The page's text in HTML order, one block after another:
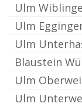
Ulm
Ulm
Ulm
Blaustein
Ulm
Ulm